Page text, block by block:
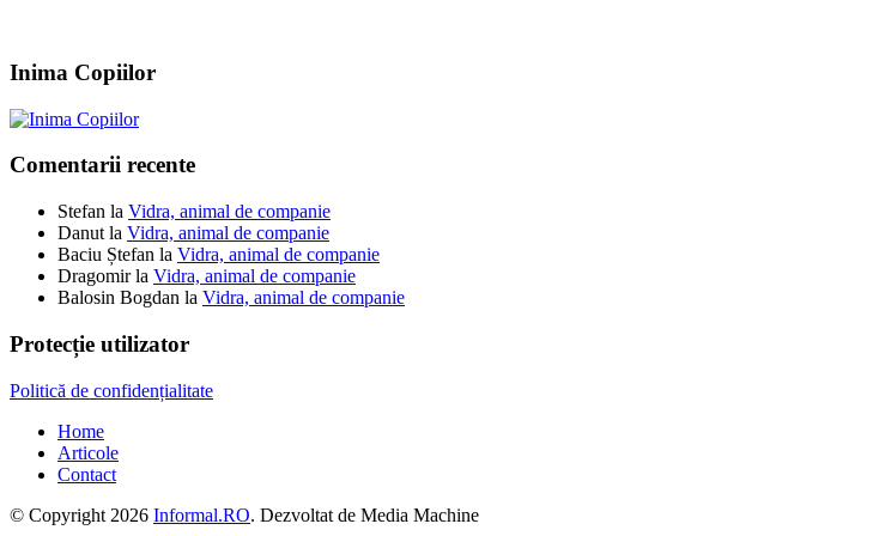
Inima Copiilor
Comentarii recente
Stefan la Vidra, animal de companie
Danut la Vidra, animal de companie
Baciu Ștefan la Vidra, animal de companie
Dragomirla Vidra, animal de companie
Balosin Bogdan la Vidra, animal de companie
Protecție utilizator
Politică de confidențialitate
Home
Articole
Contact
© Copyright 2026 Informal.RO. Dezvoltat de Media Machine